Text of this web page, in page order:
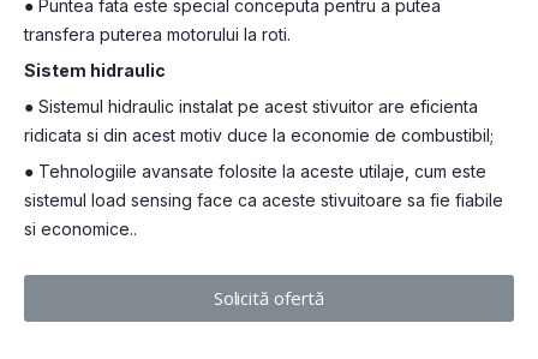
● Puntea fata este special conceputa pentru a putea
transfera puterea motorului la roti.
Sistem hidraulic
● Sistemul hidraulic instalat pe acest stivuitor are eficienta
ridicata si din acest motiv duce la economie de combustibil;
● Tehnologiile avansate folosite la aceste utilaje, cum este
sistemul load sensing face ca aceste stivuitoare sa fie fiabile
si economice..
Solicită ofertă